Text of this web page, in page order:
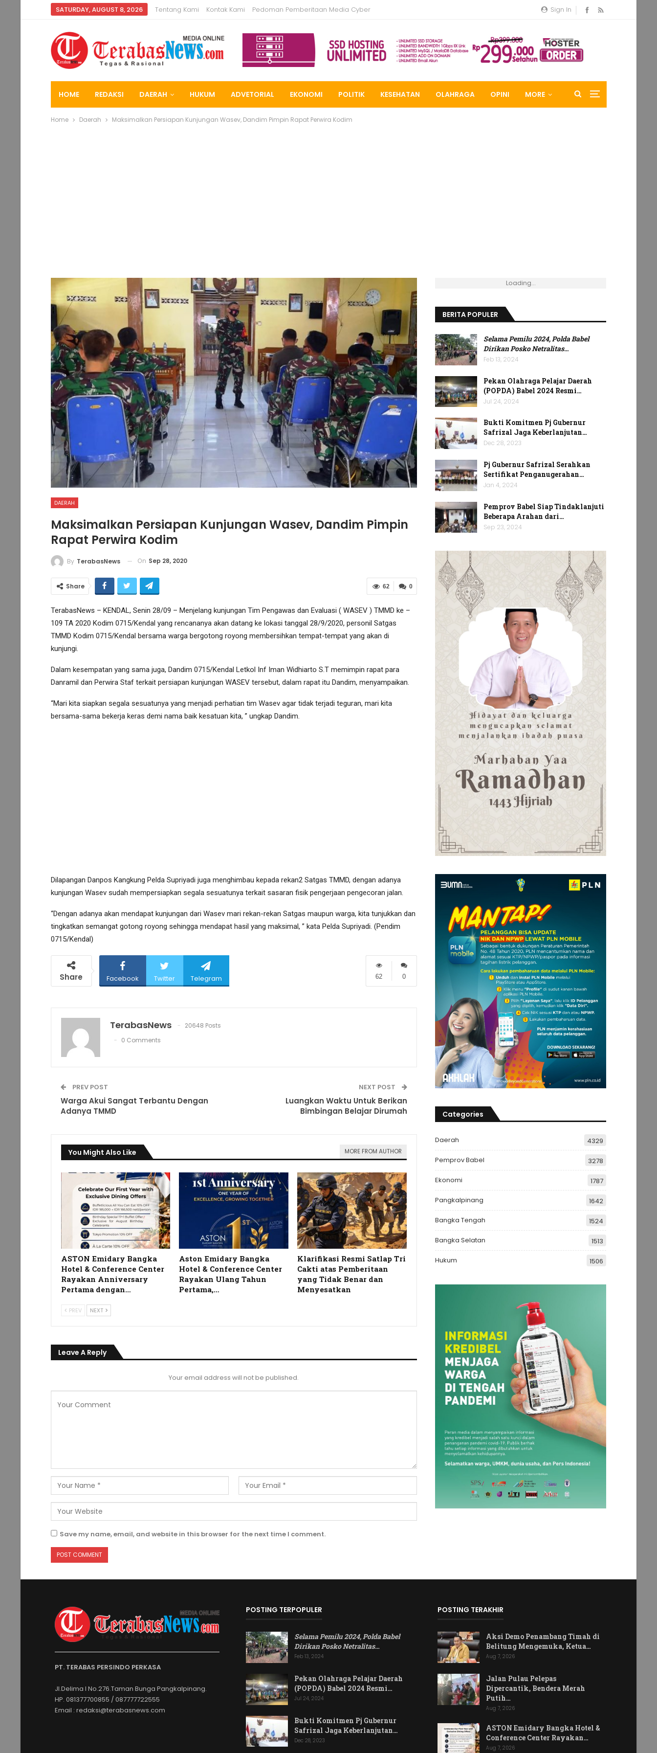
Sign In
SATURDAY, AUGUST 8, 2026 Tentang Kami Kontak Kami Pedoman Pemberitaan Media Cyber
HOME REDAKSI DAERAH HUKUM ADVETORIAL EKONOMI POLITIK KESEHATAN OLAHRAGA OPINI MORE
Home Daerah Maksimalkan Persiapan Kunjungan Wasev, Dandim Pimpin Rapat Perwira Kodim
DAERAH
Maksimalkan Persiapan Kunjungan Wasev, Dandim Pimpin
Rapat Perwira Kodim
By TerabasNews On Sep 28, 2020
0
62
Share
TerabasNews – KENDAL, Senin 28/09 – Menjelang kunjungan Tim Pengawas dan Evaluasi ( WASEV ) TMMD ke –
109 TA 2020 Kodim 0715/Kendal yang rencananya akan datang ke lokasi tanggal 28/9/2020, personil Satgas
TMMD Kodim 0715/Kendal bersama warga bergotong royong membersihkan tempat-tempat yang akan di
kunjungi.
Dalam kesempatan yang sama juga, Dandim 0715/Kendal Letkol Inf Iman Widhiarto S.T memimpin rapat para
Danramil dan Perwira Staf terkait persiapan kunjungan WASEV tersebut, dalam rapat itu Dandim, menyampaikan.
“Mari kita siapkan segala sesuatunya yang menjadi perhatian tim Wasev agar tidak terjadi teguran, mari kita
bersama-sama bekerja keras demi nama baik kesatuan kita, ” ungkap Dandim.
Dilapangan Danpos Kangkung Pelda Supriyadi juga menghimbau kepada rekan2 Satgas TMMD, dengan adanya
kunjungan Wasev sudah mempersiapkan segala sesuatunya terkait sasaran fisik pengerjaan pengecoran jalan.
“Dengan adanya akan mendapat kunjungan dari Wasev mari rekan-rekan Satgas maupun warga, kita tunjukkan dan
tingkatkan semangat gotong royong sehingga mendapat hasil yang maksimal, ” kata Pelda Supriyadi. (Pendim
0715/Kendal)
0
62
Share Facebook Twitter Telegram
TerabasNews
20648 Posts
0 Comments
PREV POST
Warga Akui Sangat Terbantu Dengan
Adanya TMMD
NEXT POST
Luangkan Waktu Untuk Berikan
Bimbingan Belajar Dirumah
You Might Also Like MORE FROM AUTHOR
ASTON Emidary Bangka
Hotel & Conference Center
Rayakan Anniversary
Pertama dengan…
Aston Emidary Bangka
Hotel & Conference Center
Rayakan Ulang Tahun
Pertama,…
Klarifikasi Resmi Satlap Tri
Cakti atas Pemberitaan
yang Tidak Benar dan
Menyesatkan
PREV NEXT
Leave A Reply
Your email address will not be published.
Save my name, email, and website in this browser for the next time I comment.
Loading...
BERITA POPULER
Selama Pemilu 2024, Polda Babel
Dirikan Posko Netralitas…
Feb 13, 2024
Pekan Olahraga Pelajar Daerah
(POPDA) Babel 2024 Resmi…
Jul 24, 2024
Bukti Komitmen Pj Gubernur
Safrizal Jaga Keberlanjutan…
Dec 28, 2023
Pj Gubernur Safrizal Serahkan
Sertifikat Penganugerahan…
Jan 4, 2024
Pemprov Babel Siap Tindaklanjuti
Beberapa Arahan dari…
Sep 23, 2024
Categories
Daerah 4329
Pemprov Babel 3278
Ekonomi 1787
Pangkalpinang 1642
Bangka Tengah 1524
Bangka Selatan 1513
Hukum 1506
PT. TERABAS PERSINDO PERKASA
Jl.Delima I No.276.Taman Bunga Pangkalpinang.
HP. 081377700855 / 087777722555
Email : redaksi@terabasnews.com
POSTING TERPOPULER
Selama Pemilu 2024, Polda Babel
Dirikan Posko Netralitas…
Feb 13, 2024
Pekan Olahraga Pelajar Daerah
(POPDA) Babel 2024 Resmi…
Jul 24, 2024
Bukti Komitmen Pj Gubernur
Safrizal Jaga Keberlanjutan…
Dec 28, 2023
POSTING TERAKHIR
Aksi Demo Penambang Timah di
Belitung Mengemuka, Ketua…
Aug 7, 2026
Jalan Pulau Pelepas
Dipercantik, Bendera Merah
Putih…
Aug 7, 2026
ASTON Emidary Bangka Hotel &
Conference Center Rayakan…
Aug 7, 2026